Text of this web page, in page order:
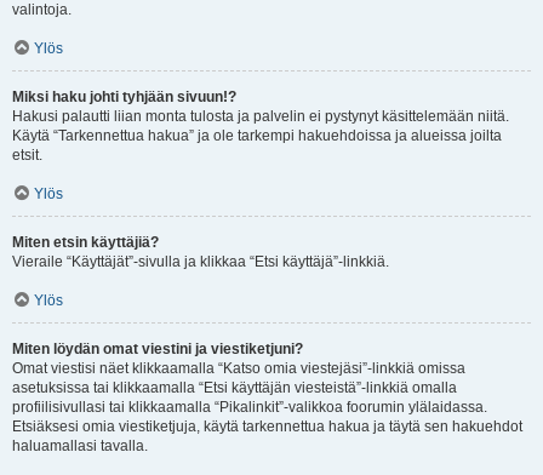
valintoja.
Ylös
Miksi haku johti tyhjään sivuun!?
Hakusi palautti liian monta tulosta ja palvelin ei pystynyt käsittelemään niitä.
Käytä “Tarkennettua hakua” ja ole tarkempi hakuehdoissa ja alueissa joilta
etsit.
Ylös
Miten etsin käyttäjiä?
Vieraile “Käyttäjät”-sivulla ja klikkaa “Etsi käyttäjä”-linkkiä.
Ylös
Miten löydän omat viestini ja viestiketjuni?
Omat viestisi näet klikkaamalla “Katso omia viestejäsi”-linkkiä omissa
asetuksissa tai klikkaamalla “Etsi käyttäjän viesteistä”-linkkiä omalla
profiilisivullasi tai klikkaamalla “Pikalinkit”-valikkoa foorumin ylälaidassa.
Etsiäksesi omia viestiketjuja, käytä tarkennettua hakua ja täytä sen hakuehdot
haluamallasi tavalla.